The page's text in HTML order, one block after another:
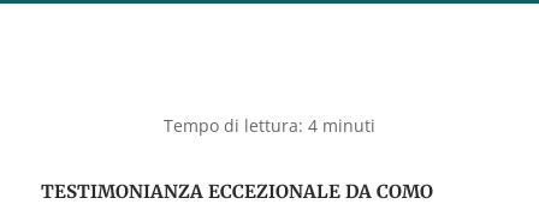
TESTIMONIANZA ECCEZIONALE DA COMO